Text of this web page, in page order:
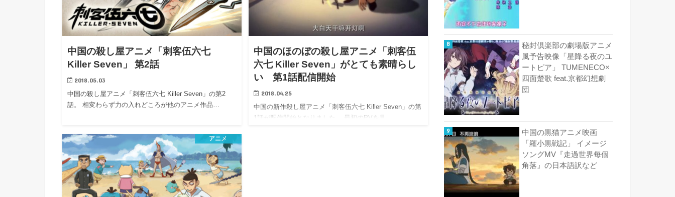
中国の殺し屋アニメ「刺客伍六七
Killer Seven」 第2話
2018.05.03
中国の殺し屋アニメ「刺客伍六七 Killer Seven」の第2
話。 相変わらず力の入れどころが他のアニメ作品…
中国のほのぼの殺し屋アニメ「刺客伍
六七 Killer Seven」がとても素晴らし
い 第1話配信開始
2018.04.25
中国の新作殺し屋アニメ「刺客伍六七 Killer Seven」の第
1話が配信開始となりました。 最初のPVを見…
アニメ
秘封倶楽部の劇場版アニメ
風予告映像「星降る夜のユ
ートピア」 TUMENECO×
四面楚歌 feat.京都幻想劇
団
中国の黒猫アニメ映画
「羅小黒戦記」 イメージ
ソングMV『走過世界每個
角落』の日本語訳など